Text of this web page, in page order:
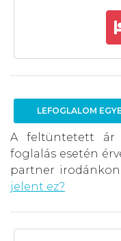
LEFOGLALOM
A feltüntetett ár
foglalás esetén
partner irodánkon
jelent ez?